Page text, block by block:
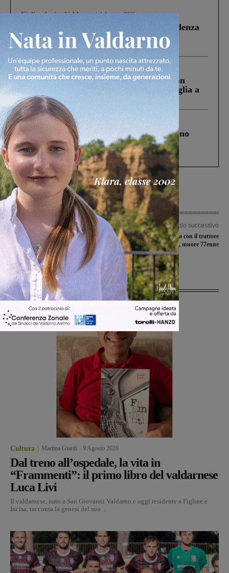
Figline Incisa Valdarno 1 Agosto 2026
Piscina di Figline finanziata oltre la scadenza
Pnrr, il gruppo di Fratelli d’Italia: “Un
ringraziamento al Governo”
Cronaca 3 Agosto 2026
Scomparso da una struttura di Castiglion
Fiorentino l’uomo che aveva ucciso la figlia a
Levane nel 2020
Cronaca 4 Agosto 2026
Un anno fa la strage in A1 in cui morirono
Gianni, Giulia e Franco. Lo schianto, il
processo, lo stop ai sorpassi fra tir....
Articolo precedente
Al Serristori arriva la nuova
psiconcologa. Attivate anche le visite a
domicilio
Articolo successivo
Incidente mentre lavora con il trattore
nei campi, muore 77enne
Ultime Notizie
Cultura Martina Giardi 9 Agosto 2026
Dal treno all’ospedale, la vita in
“Frammenti”: il primo libro del valdarnese
Luca Livi
Il valdarnese, nato a San Giovanni Valdarno e oggi residente a Figline e
Incisa, racconta la genesi del suo...